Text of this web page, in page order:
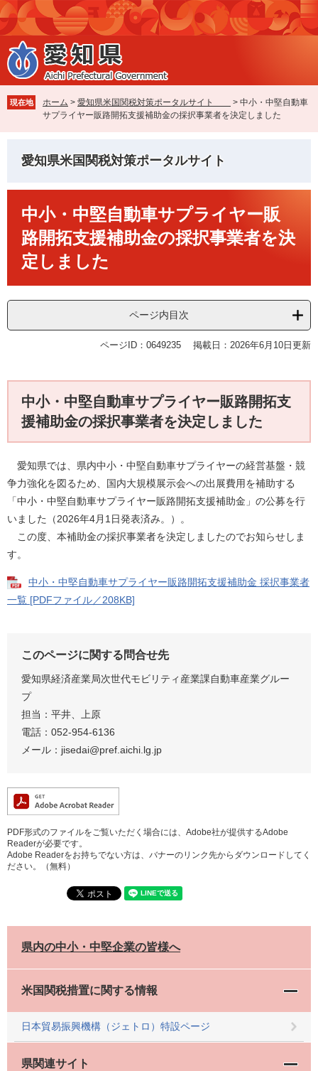
ペ
ー
ジ
の
先
で
す
メ
ニ
ュ
ー
を
ば
し
現在地 ホーム > 愛知県米国関税対策ポータルサイト > 中小・中堅自動車
サプライヤー販路開拓支援補助金の採択事業者を決定しました
愛知県米国関税対策ポータルサイト
中小・中堅自動車サプライヤー販
路開拓支援補助金の採択事業者を決
定しました
ページ内目次
ページID：0649235 掲載日：2026年6月10日更新
中小・中堅自動車サプライヤー販路開拓支
援補助金の採択事業者を決定しました
愛知県では、県内中小・中堅自動車サプライヤーの経営基盤・競
争力強化を図るため、国内大規模展示会への出展費用を補助する
「中小・中堅自動車サプライヤー販路開拓支援補助金」の公募を行
いました（2026年4月1日発表済み。）。
この度、本補助金の採択事業者を決定しましたのでお知らせしま
す。
中小・中堅自動車サプライヤー販路開拓支援補助金 採択事業者
一覧 [PDFファイル／208KB]
このページに関する問合せ先
愛知県経済産業局次世代モビリティ産業課自動車産業グルー
プ
担当：平井、上原
電話：052-954-6136
メール：jisedai@pref.aichi.lg.jp
PDF形式のファイルをご覧いただく場合には、Adobe社が提供するAdobe
Readerが必要です。
Adobe Readerをお持ちでない方は、バナーのリンク先からダウンロードしてく
ださい。（無料）
県内の中小・中堅企業の皆様へ
米国関税措置に関する情報
日本貿易振興機構（ジェトロ）特設ページ
県関連サイト